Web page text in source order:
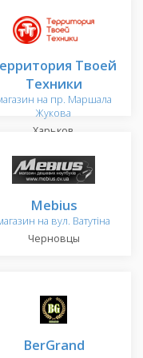
Твоей
Техники
на пр. Маршала
Жукова
Харьков
Mebius
на вул. Ватутіна
Черновцы
BerGrand